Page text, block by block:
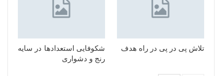
تلاش پی در پی در راه هدف
شکوفایی استعدادها در سایه
رنج و دشواری